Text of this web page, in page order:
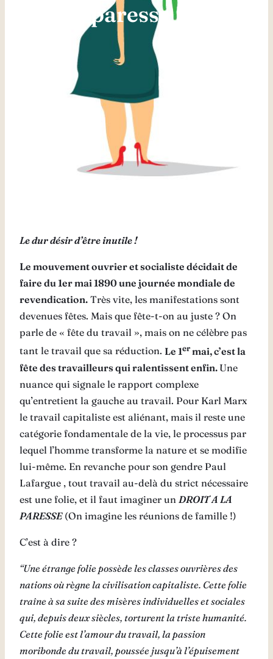
paresse !
Le dur désir d’être inutile !
Le mouvement ouvrier et socialiste décidait de
faire du 1er mai 1890 une journée mondiale de
revendication. Très vite, les manifestations sont
devenues fêtes. Mais que fête-t-on au juste ? On
parle de « fête du travail », mais on ne célèbre pas
tant le travail que sa réduction. Le 1ermai, c’est la
fête des travailleurs qui ralentissent enfin. Une
nuance qui signale le rapport complexe
qu’entretient la gauche au travail. Pour Karl Marx
le travail capitaliste est aliénant, mais il reste une
catégorie fondamentale de la vie, le processus par
lequel l’homme transforme la nature et se modifie
lui-même. En revanche pour son gendre Paul
Lafargue , tout travail au-delà du strict nécessaire
est une folie, et il faut imaginer un DROIT A LA
PARESSE(On imagine les réunions de famille !)
C’est à dire ?
“Une étrange folie possède les classes ouvrières des
nations où règne la civilisation capitaliste. Cette folie
traîne à sa suite des misères individuelles et sociales
qui, depuis deux siècles, torturent la triste humanité.
Cette folie est l’amour du travail, la passion
moribonde du travail, poussée jusqu’à l’épuisement